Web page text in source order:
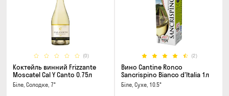
(0)
Коктейль винний Frizzante
Moscatel Cal Y Canto 0.75л
Біле, Солодке, 7°
(2)
Вино Cantine Ronco
Sancrispino Bianco d'Italia 1л
Біле, Сухе, 10.5°